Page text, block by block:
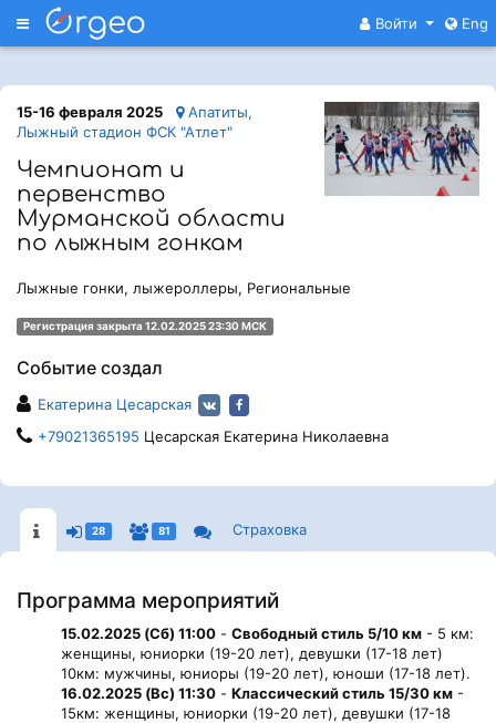
Меню Войти Eng
15-16 февраля 2025
Апатиты,
Лыжный стадион ФСК "Атлет"
Чемпионат и
первенство
Мурманской области
по лыжным гонкам
Лыжные гонки, лыжероллеры, Региональные
Регистрация закрыта 12.02.2025 23:30 МСК
Событие создал
Екатерина Цесарская
+79021365195 Цесарская Екатерина Николаевна
28 81 Страховка
Программа мероприятий
15.02.2025 (Сб) 11:00 - Свободный стиль 5/10 км - 5 км:
женщины, юниорки (19-20 лет), девушки (17-18 лет)
10км: мужчины, юниоры (19-20 лет), юноши (17-18 лет).
16.02.2025 (Вс) 11:30 - Классический стиль 15/30 км -
15км: женщины, юниорки (19-20 лет), девушки (17-18